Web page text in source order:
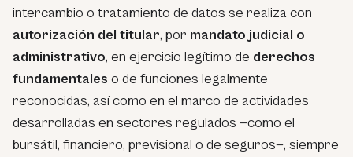
intercambio o tratamiento de datos se realiza con
autorización del titular, por mandato judicial o
administrativo, en ejercicio legítimo de derechos
fundamentales o de funciones legalmente
reconocidas, así como en el marco de actividades
desarrolladas en sectores regulados —como el
bursátil, financiero, previsional o de seguros—, siempre